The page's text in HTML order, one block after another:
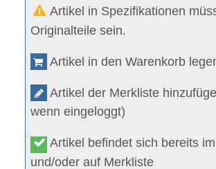
Artikel in Spezifikationen
Originalteile sein.
Artikel in den Warenkorb
Artikel der Merkliste
wenn eingeloggt)
Artikel befindet sich bereits
und/oder auf Merkliste